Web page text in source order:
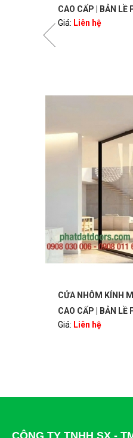
CAO CẤP | BẢN LỀ
TRỌNG, HIỆN ĐẠI |
Giá: Liên hệ
CỬA NHÔM KÍNH
CAO CẤP | BẢN LỀ
TRỌNG, HIỆN ĐẠI |
Giá: Liên hệ